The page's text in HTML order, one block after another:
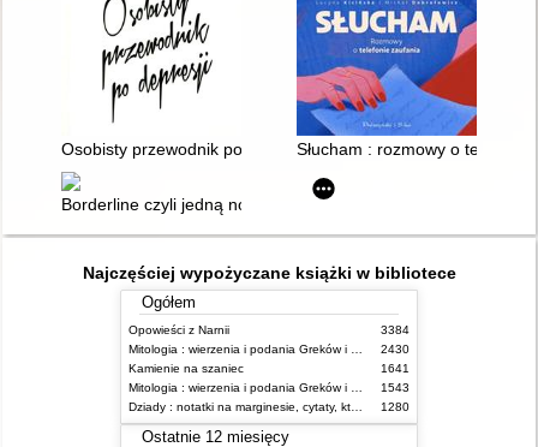
Osobisty przewodnik po depresjiSłucham : rozmowy o telefonie
Borderline czyli jedną nogą nad przepaścią
Najczęściej wypożyczane książki w bibliotece
Ogółem
Opowieści z Narnii
3384
2430
Kamienie na szaniec
1641
1543
1280
Ostatnie 12 miesięcy